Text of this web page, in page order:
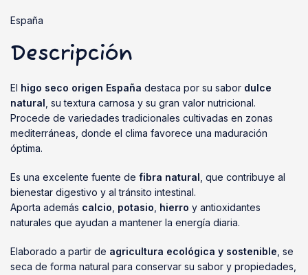
España
Descripción
El higo seco origen España destaca por su sabor dulce
natural , su textura carnosa y su gran valor nutricional.
Procede de variedades tradicionales cultivadas en zonas
mediterráneas, donde el clima favorece una maduración
óptima.
Es una excelente fuente de fibra natural , que contribuye al
bienestar digestivo y al tránsito intestinal.
Aporta además calcio potasio hierro y antioxidantes
naturales que ayudan a mantener la energía diaria.
Elaborado a partir de agricultura ecológica y sostenible , se
seca de forma natural para conservar su sabor y propiedades,